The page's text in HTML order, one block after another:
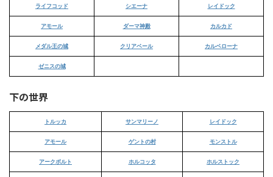
ライフコッド シエーナ レイドック
アモール ダーマ神殿 カルカド
メダル王の城 クリアベール カルベローナ
ゼニスの城
下の世界
トルッカ サンマリーノ レイドック
アモール ゲントの村 モンストル
アークボルト ホルコッタ ホルストック